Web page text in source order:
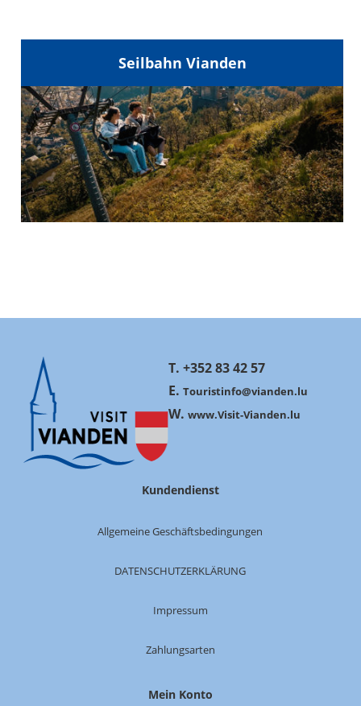
Seilbahn Vianden
T. +352 83 42 57
E.Touristinfo@vianden.lu
W.www.Visit-Vianden.lu
Kundendienst
Allgemeine Geschäftsbedingungen
DATENSCHUTZERKLÄRUNG
Impressum
Zahlungsarten
Mein Konto